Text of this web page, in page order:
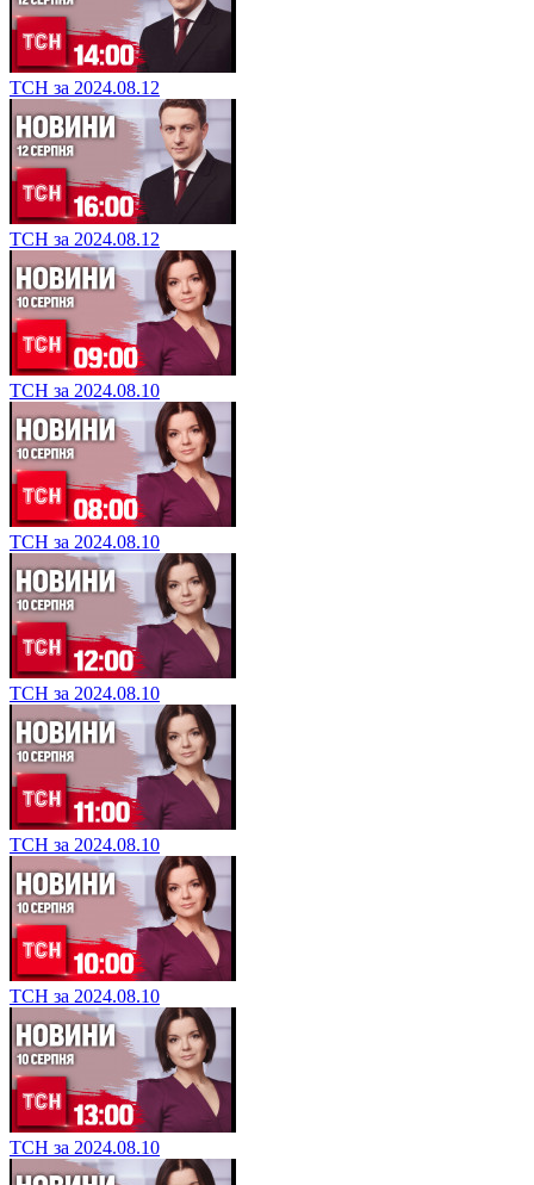
ТСН за 2024.08.12
ТСН за 2024.08.12
ТСН за 2024.08.10
ТСН за 2024.08.10
ТСН за 2024.08.10
ТСН за 2024.08.10
ТСН за 2024.08.10
ТСН за 2024.08.10